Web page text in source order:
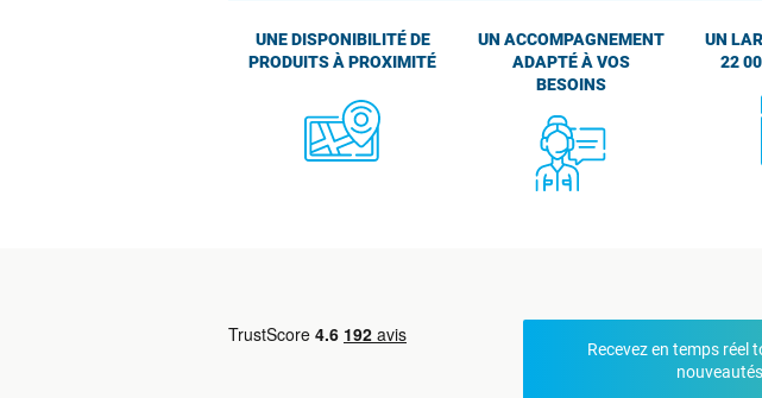
UNE DISPONIBILITÉ DE
PRODUITS À PROXIMITÉ
UN ACCOMPAGNEMENT
ADAPTÉ À VOS
BESOINS
UN
22
Recevez en temps